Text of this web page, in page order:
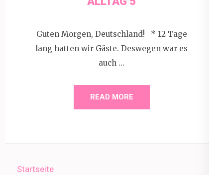
Guten Morgen, Deutschland! * 12 Tage
lang hatten wir Gäste. Deswegen war es
auch …
READ MORE
Startseite